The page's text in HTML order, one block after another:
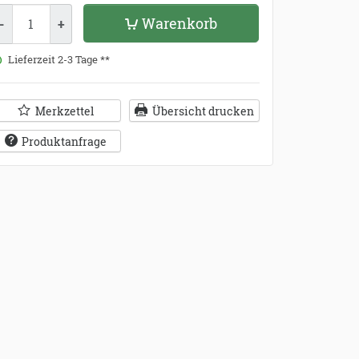
- + Warenkorb
Lieferzeit 2-3 Tage **
Merkzettel
Übersicht drucken
Produktanfrage